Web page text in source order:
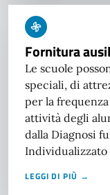
Fornitura
Le scuole
speciali, di
per la
attività degli
dalla Diagnosi
Individualizzato
LEGGI DI PIÙ →